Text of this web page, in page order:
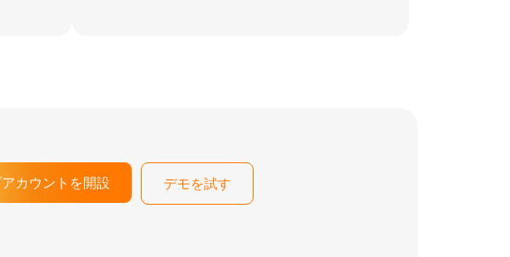
カウントを開設 デモを試す